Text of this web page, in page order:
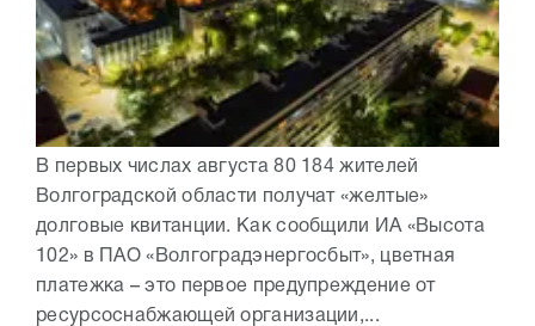
В первых числах августа 80 184 жителей
Волгоградской области получат «желтые»
долговые квитанции. Как сообщили ИА «Высота
102» в ПАО «Волгоградэнергосбыт», цветная
платежка – это первое предупреждение от
ресурсоснабжающей организации,...